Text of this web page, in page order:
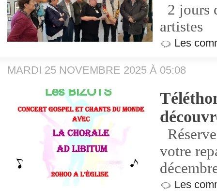
2 jours
artistes
Les
MARDI 25 NOVEMBRE 2025 À 05:08
votre
Les